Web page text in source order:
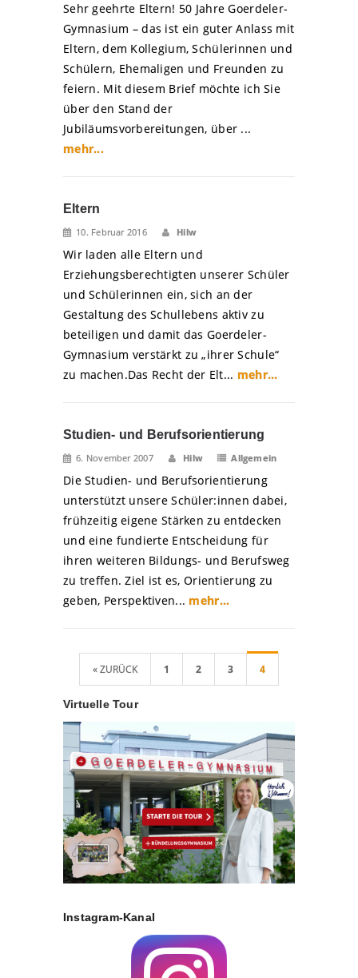
Sehr geehrte Eltern! 50 Jahre Goerdeler-
Gymnasium – das ist ein guter Anlass mit
Eltern, dem Kollegium, Schülerinnen und
Schülern, Ehemaligen und Freunden zu
feiern. Mit diesem Brief möchte ich Sie
über den Stand der
Jubiläumsvorbereitungen, über ...
mehr...
Eltern
10. Februar 2016 Hilw
Wir laden alle Eltern und
Erziehungsberechtigten unserer Schüler
und Schülerinnen ein, sich an der
Gestaltung des Schullebens aktiv zu
beteiligen und damit das Goerdeler-
Gymnasium verstärkt zu „ihrer Schule“
zu machen.Das Recht der Elt... mehr...
Studien- und Berufsorientierung
6. November 2007 Hilw Allgemein
Die Studien- und Berufsorientierung
unterstützt unsere Schüler:innen dabei,
frühzeitig eigene Stärken zu entdecken
und eine fundierte Entscheidung für
ihren weiteren Bildungs- und Berufsweg
zu treffen. Ziel ist es, Orientierung zu
geben, Perspektiven... mehr...
« ZURÜCK 1 2 3 4
Virtuelle Tour
Instagram-Kanal